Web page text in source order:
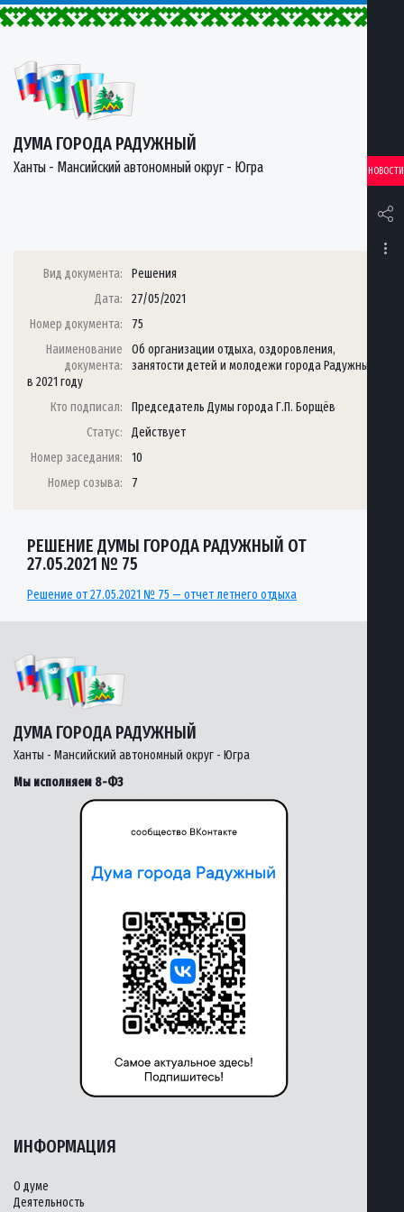
ДУМА ГОРОДА РАДУЖНЫЙ
Ханты - Мансийский автономный округ - Югра НОВОСТИ
Вид документа:
Решения
Дата:
27/05/2021
Номер документа:
75
Наименование
документа:
Об организации отдыха, оздоровления,
занятости детей и молодежи города Радужный
в 2021 году
Кто подписал:
Председатель Думы города Г.П. Борщёв
Статус:
Действует
Номер заседания:
10
Номер созыва:
7
РЕШЕНИЕ ДУМЫ ГОРОДА РАДУЖНЫЙ ОТ
27.05.2021 № 75
Решение от 27.05.2021 № 75 — отчет летнего отдыха
ДУМА ГОРОДА РАДУЖНЫЙ
Ханты - Мансийский автономный округ - Югра
Мы исполняем 8-ФЗ
ИНФОРМАЦИЯ
О думе
Деятельность